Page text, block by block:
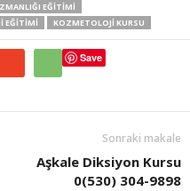
EĞITIMI
EĞITIMI KOZMETOLOJI KURSU
Save
Sonraki makale
Aşkale Diksiyon Kursu
0(530) 304-9898